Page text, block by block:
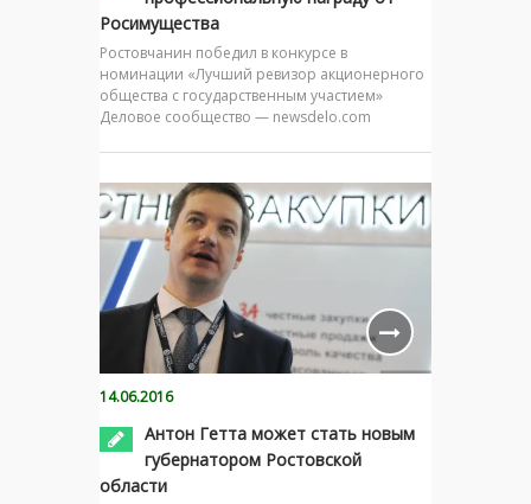
Росимущества
Ростовчанин победил в конкурсе в
номинации «Лучший ревизор акционерного
общества с государственным участием»
Деловое сообщество — newsdelo.com
14.06.2016
Антон Гетта может стать новым
губернатором Ростовской
области